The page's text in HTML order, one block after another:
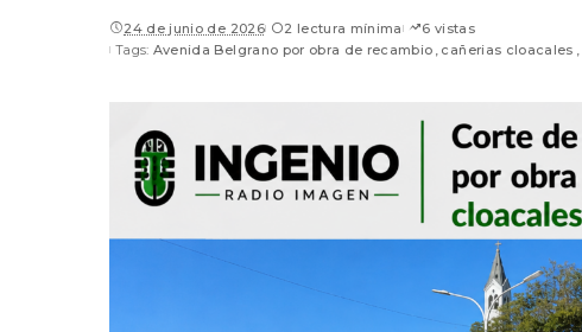
24 de junio de 2026 2 lectura mínima
6 vistas
Tags: Avenida Belgrano por obra de recambio cañerias cloacales